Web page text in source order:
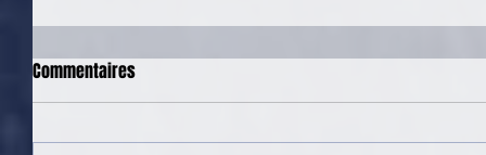
Commentaires